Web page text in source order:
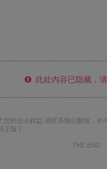
此处内容已隐藏，
的合法权益,请联系我们删除，
版！
THE END